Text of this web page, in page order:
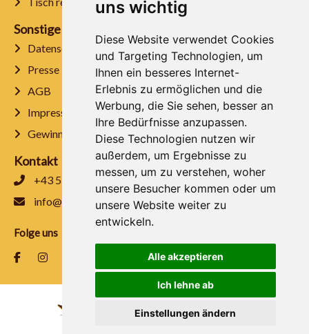
uns wichtig
Diese Website verwendet Cookies
und Targeting Technologien, um
Ihnen ein besseres Internet-
Erlebnis zu ermöglichen und die
Werbung, die Sie sehen, besser an
Ihre Bedürfnisse anzupassen.
Diese Technologien nutzen wir
außerdem, um Ergebnisse zu
messen, um zu verstehen, woher
unsere Besucher kommen oder um
unsere Website weiter zu
entwickeln.
Alle akzeptieren
Ich lehne ab
Einstellungen ändern
Sonstige
Datenschutz
Presse
AGB
Impressum
Gewinnspielrichtlinien
Kontakt
+43 5333 5127
info@stoecklalm.com
Folge uns